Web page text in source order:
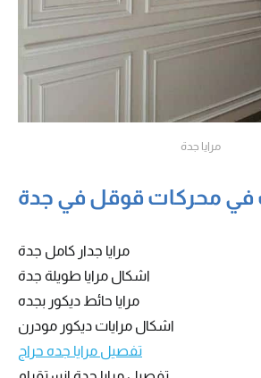
مرايا جدة
في محركات قوقل في جدة
مرايا جدار كامل جدة
اشكال مرايا طويلة جدة
مرايا حائط ديكور بجده
اشكال مرايات ديكور مودرن
تفصيل مرايا جده حراج